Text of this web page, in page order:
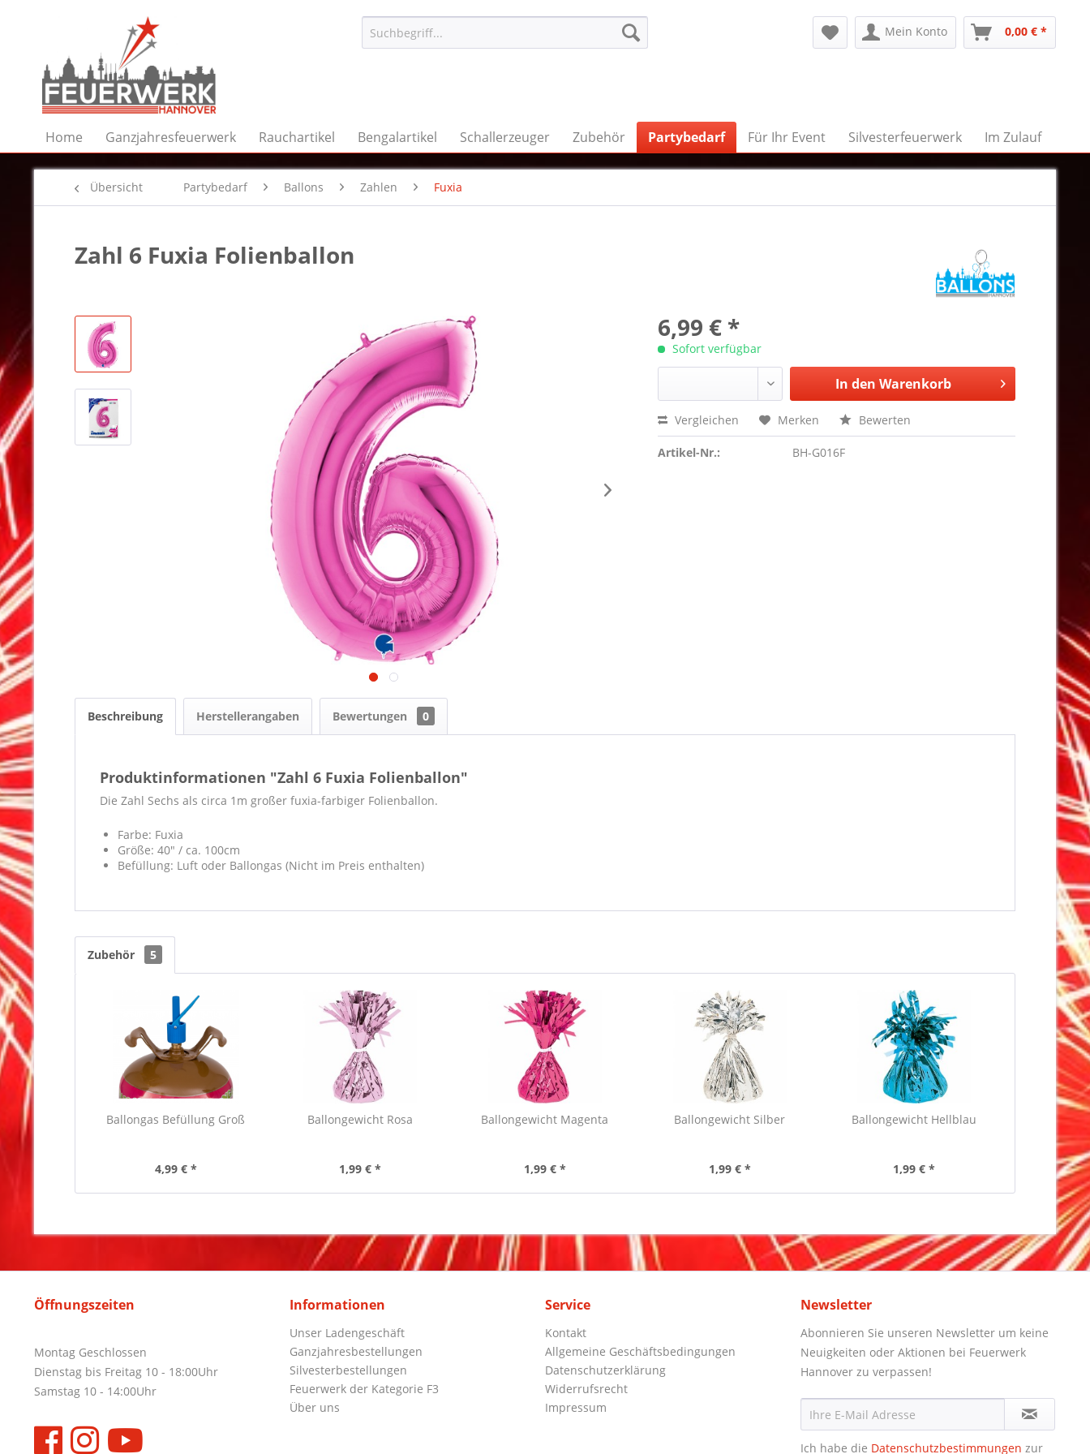
Mein Konto 0,00 € *
Home Ganzjahresfeuerwerk Rauchartikel Bengalartikel Schallerzeuger Zubehör Partybedarf Für Ihr Event Silvesterfeuerwerk Im Zulauf
Übersicht Partybedarf Ballons Zahlen Fuxia
Zahl 6 Fuxia Folienballon
6,99 € *
Sofort verfügbar
In den Warenkorb
Vergleichen Merken Bewerten
Artikel-Nr.: BH-G016F
Beschreibung Herstellerangaben Bewertungen 0
Produktinformationen "Zahl 6 Fuxia Folienballon"
Die Zahl Sechs als circa 1m großer fuxia-farbiger Folienballon.
Farbe: Fuxia
Größe: 40" / ca. 100cm
Befüllung: Luft oder Ballongas (Nicht im Preis enthalten)
Zubehör 5
Ballongas Befüllung Groß
4,99 € *
Ballongewicht Rosa
1,99 € *
Ballongewicht Magenta
1,99 € *
Ballongewicht Silber
1,99 € *
Ballongewicht Hellblau
1,99 € *
Öffnungszeiten
Montag Geschlossen
Dienstag bis Freitag 10 - 18:00Uhr
Samstag 10 - 14:00Uhr
Informationen
Unser Ladengeschäft
Ganzjahresbestellungen
Silvesterbestellungen
Feuerwerk der Kategorie F3
Über uns
Service
Kontakt
Allgemeine Geschäftsbedingungen
Datenschutzerklärung
Widerrufsrecht
Impressum
Newsletter
Abonnieren Sie unseren Newsletter um keine
Neuigkeiten oder Aktionen bei Feuerwerk
Hannover zu verpassen!
Ich habe die Datenschutzbestimmungen zur